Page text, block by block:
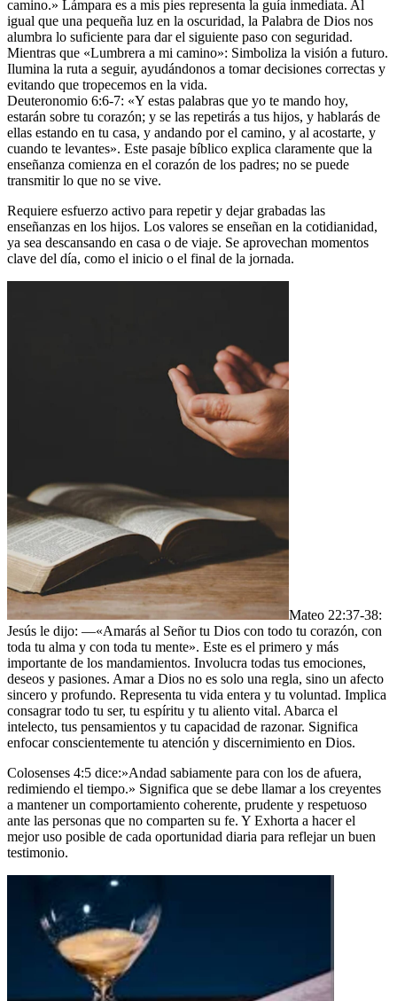
camino.» Lámpara es a mis pies representa la guía inmediata. Al
igual que una pequeña luz en la oscuridad, la Palabra de Dios nos
alumbra lo suficiente para dar el siguiente paso con seguridad.
Mientras que «Lumbrera a mi camino»: Simboliza la visión a futuro.
Ilumina la ruta a seguir, ayudándonos a tomar decisiones correctas y
evitando que tropecemos en la vida.
Deuteronomio 6:6-7: «Y estas palabras que yo te mando hoy,
estarán sobre tu corazón; y se las repetirás a tus hijos, y hablarás de
ellas estando en tu casa, y andando por el camino, y al acostarte, y
cuando te levantes». Este pasaje bíblico explica claramente que la
enseñanza comienza en el corazón de los padres; no se puede
transmitir lo que no se vive.
Requiere esfuerzo activo para repetir y dejar grabadas las
enseñanzas en los hijos. Los valores se enseñan en la cotidianidad,
ya sea descansando en casa o de viaje. Se aprovechan momentos
clave del día, como el inicio o el final de la jornada.
Mateo 22:37-38:
Jesús le dijo: —«Amarás al Señor tu Dios con todo tu corazón, con
toda tu alma y con toda tu mente». Este es el primero y más
importante de los mandamientos. Involucra todas tus emociones,
deseos y pasiones. Amar a Dios no es solo una regla, sino un afecto
sincero y profundo. Representa tu vida entera y tu voluntad. Implica
consagrar todo tu ser, tu espíritu y tu aliento vital. Abarca el
intelecto, tus pensamientos y tu capacidad de razonar. Significa
enfocar conscientemente tu atención y discernimiento en Dios.
Colosenses 4:5 dice:»Andad sabiamente para con los de afuera,
redimiendo el tiempo.» Significa que se debe llamar a los creyentes
a mantener un comportamiento coherente, prudente y respetuoso
ante las personas que no comparten su fe. Y Exhorta a hacer el
mejor uso posible de cada oportunidad diaria para reflejar un buen
testimonio.